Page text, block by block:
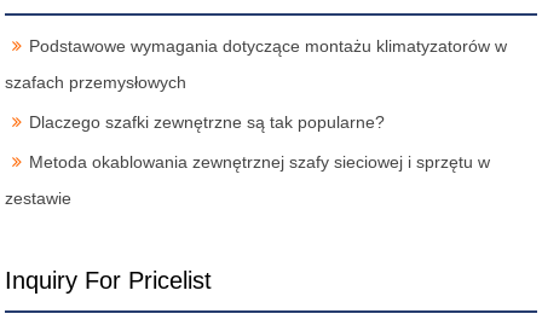
Podstawowe wymagania dotyczące montażu klimatyzatorów w
szafach przemysłowych
Dlaczego szafki zewnętrzne są tak popularne?
Metoda okablowania zewnętrznej szafy sieciowej i sprzętu w
zestawie
Inquiry For Pricelist